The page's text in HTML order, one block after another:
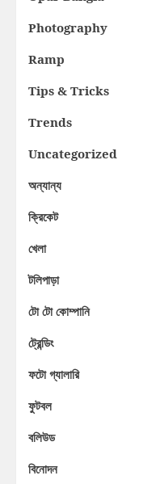
Photography
Ramp
Tips & Tricks
Trends
Uncategorized
অন্যান্য
ক্রিকেট
খেলা
টলিপাড়া
টো টো কোম্পানি
ট্রেন্ডিং
ফটো গ্যালারি
ফুটবল
বলিউড
বিনোদন